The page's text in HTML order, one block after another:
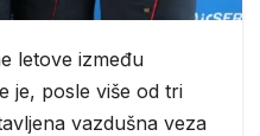
letove između
je, posle više od tri
vazdušna veza